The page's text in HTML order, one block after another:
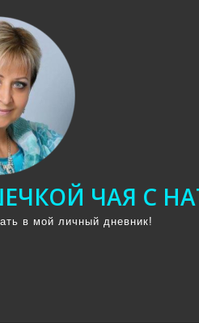
ЧАЯ С
в мой личный дневник!